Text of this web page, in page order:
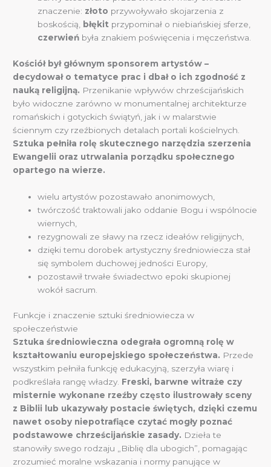
znaczenie: złoto przywoływało skojarzenia z
boskością, błękit przypominał o niebiańskiej sferze,
czerwień była znakiem poświęcenia i męczeństwa.
Kościół był głównym sponsorem artystów –
decydował o tematyce prac i dbał o ich zgodność z
nauką religijną. Przenikanie wpływów chrześcijańskich
było widoczne zarówno w monumentalnej architekturze
romańskich i gotyckich świątyń, jak i w malarstwie
ściennym czy rzeźbionych detalach portali kościelnych.
Sztuka pełniła rolę skutecznego narzędzia szerzenia
Ewangelii oraz utrwalania porządku społecznego
opartego na wierze.
wielu artystów pozostawało anonimowych,
twórczość traktowali jako oddanie Bogu i wspólnocie
wiernych,
rezygnowali ze sławy na rzecz ideałów religijnych,
dzięki temu dorobek artystyczny średniowiecza stał
się symbolem duchowej jedności Europy,
pozostawił trwałe świadectwo epoki skupionej
wokół sacrum.
Funkcje i znaczenie sztuki średniowiecza w
społeczeństwie
Sztuka średniowieczna odegrała ogromną rolę w
kształtowaniu europejskiego społeczeństwa. Przede
wszystkim pełniła funkcję edukacyjną, szerzyła wiarę i
podkreślała rangę władzy. Freski, barwne witraże czy
misternie wykonane rzeźby często ilustrowały sceny
z Biblii lub ukazywały postacie świętych, dzięki czemu
nawet osoby niepotrafiące czytać mogły poznać
podstawowe chrześcijańskie zasady. Dzieła te
stanowiły swego rodzaju „Biblię dla ubogich”, pomagając
zrozumieć moralne wskazania i normy panujące w